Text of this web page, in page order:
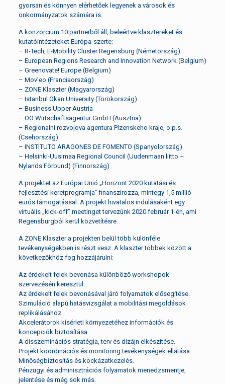
gyorsan és könnyen elérhetőek legyenek a városok és
önkormányzatok számára is.
A konzorcium 10 partnerből áll, beleértve klasztereket és
kutatóintézeteket Európa-szerte:
– R-Tech, E-Mobility Cluster Regensburg (Németország)
– European Regions Research and Innovation Network (Belgium)
– Greenovate! Europe (Belgium)
– Mov’eo (Franciaország)
– ZONE Klaszter (Magyarország)
– Istanbul Okan University (Törökország)
– Business Upper Austria
– OO Wirtschaftsagentur GmbH (Ausztria)
– Regionalni rozvojova agentura Plzenskeho kraje, o.p.s.
(Csehország)
– INSTITUTO ARAGONES DE FOMENTO (Spanyolország)
– Helsinki-Uusimaa Regional Council (Uudenmaan liitto –
Nylands Förbund) (Finnország)
A projektet az Európai Unió „Horizont 2020 kutatási és
fejlesztési keretprogramja” finanszírozza, mintegy 1,5 millió
eurós támogatással. A projekt hivatalos indulásaként egy
virtuális „kick-off” meetinget tervezünk 2020 február 1-én, ami
Regensburgból kerül közvetítésre.
A ZONE Klaszter a projekten belül több különféle
tevékenységekben is részt vesz. A klaszter többek között a
következőkhöz fog hozzájárulni:
Az érdekelt felek bevonása különböző workshopok
szervezésén keresztül.
Az érdekelt felek bevonásával járó folyamatok elősegítése.
Szimuláció alapú hatásvizsgálat a mobilitási megoldások
replikálásához.
Akcelerátorok kísérleti környezetéhez információk és
koncepciók biztosítása.
A disszeminációs stratégia, terv és dizájn elkészítése.
Projekt koordinációs és monitoring tevékenységek ellátása.
Minőségbiztosítás és kockázatkezelés.
Pénzügyi és adminisztrációs folyamatok menedzsmentje,
jelentése és még sok más.